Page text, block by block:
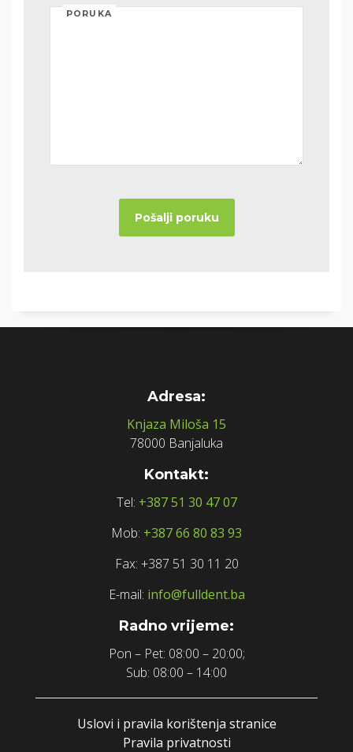
PORUKA
Adresa:
Knjaza Miloša 15
78000 Banjaluka
Kontakt:
Tel: +387 51 30 47 07
Mob: +387 66 80 83 93
Fax: +387 51 30 11 20
E-mail: info@fulldent.ba
Radno vrijeme:
Pon – Pet: 08:00 – 20:00;
Sub: 08:00 – 14:00
Uslovi i pravila korištenja stranice
Pravila privatnosti